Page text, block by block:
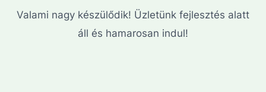
Valami nagy készülődik! Üzletünk fejlesztés alatt
áll és hamarosan indul!